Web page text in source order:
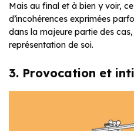
Mais au final et à bien y voir,
d’incohérences exprimées
dans la majeure partie des
représentation de soi.
3. Provocation et